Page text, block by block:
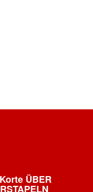
ÜBER